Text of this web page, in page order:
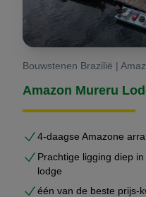
Bouwstenen Brazilië |
Amazon Mureru
4-daagse Amazone
Prachtige ligging diep
lodge
één van de beste prijs-